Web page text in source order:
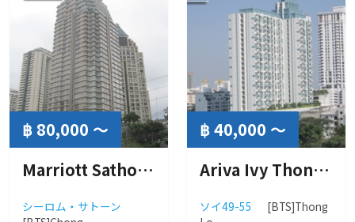
฿ 80,000 ～
Marriott Sathorn Vista (マリオット サトーン ビスタ)
シーロム・サトーン
฿ 40,000 ～
Ariva Ivy Thonglor Bangkok (アリヴァ アイヴィー トンロー)
ソイ49-55
[BTS]Thong